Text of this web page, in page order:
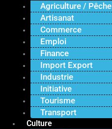
Agriculture / Pêche
Artisanat
Commerce
Emploi
Finance
Import Export
Industrie
Initiative
Tourisme
Transport
Culture